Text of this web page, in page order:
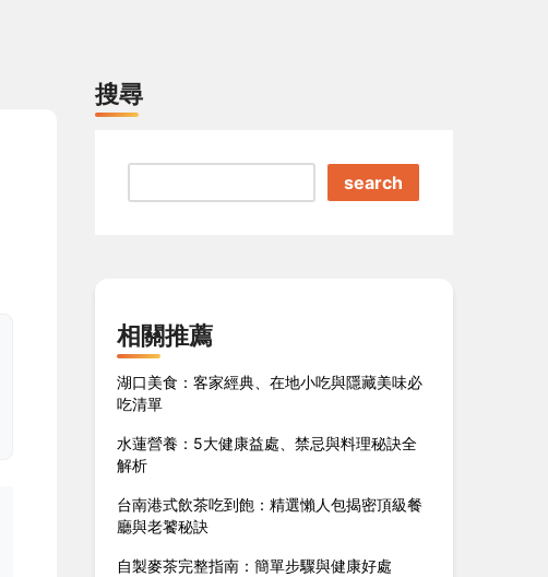
搜尋
search
相關推薦
湖口美食：客家經典、在地小吃與隱藏美味必
吃清單
水蓮營養：5大健康益處、禁忌與料理秘訣全
解析
台南港式飲茶吃到飽：精選懶人包揭密頂級餐
廳與老饕秘訣
自製麥茶完整指南：簡單步驟與健康好處